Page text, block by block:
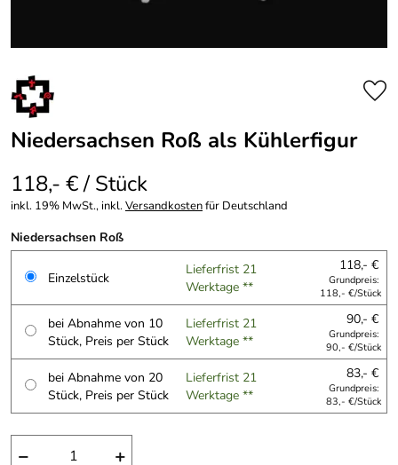
Niedersachsen Roß als Kühlerfigur
118,- € / Stück
inkl. 19% MwSt., inkl.Versandkostenfür Deutschland
Niedersachsen Roß
Einzelstück
Lieferfrist 21
Werktage **
118,- €
Grundpreis:
118,- €/Stück
bei Abnahme von 10
Stück, Preis per Stück
Lieferfrist 21
Werktage **
90,- €
Grundpreis:
90,- €/Stück
bei Abnahme von 20
Stück, Preis per Stück
Lieferfrist 21
Werktage **
83,- €
Grundpreis:
83,- €/Stück
− +